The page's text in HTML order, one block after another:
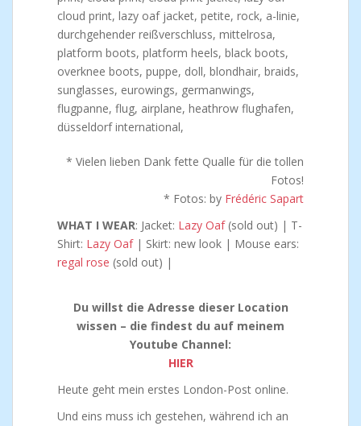
* Vielen lieben Dank fette Qualle für die tollen
Fotos!
* Fotos: by Frédéric Sapart
WHAT I WEAR: Jacket: Lazy Oaf (sold out) | T-
Shirt: Lazy Oaf | Skirt: new look | Mouse ears:
regal rose (sold out) |
Du willst die Adresse dieser Location
wissen – die findest du auf meinem
Youtube Channel:
HIER
Heute geht mein erstes London-Post online.
Und eins muss ich gestehen, während ich an